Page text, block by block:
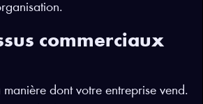
commerciaux
dont votre entreprise vend.